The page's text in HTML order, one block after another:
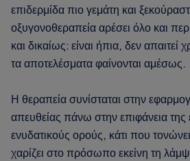
επιδερμίδα πιο γεμάτη και
οξυγονοθεραπεία αρέσει όλο και
και δικαίως: είναι ήπια, δεν
τα αποτελέσματα φαίνονται αμέσως.
Η θεραπεία συνίσταται στην
απευθείας πάνω στην επιφάνεια της
ενυδατικούς ορούς, κάτι που
χαρίζει στο πρόσωπο εκείνη τη